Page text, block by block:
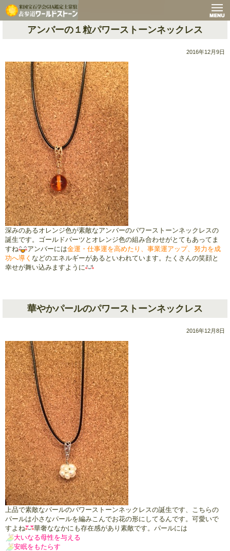
アンバーの１粒パワーストーンネックレス
2016年12月9日
深みのあるオレンジ色が素敵なアンバーのパワーストーンネックレスの
誕生です。ゴールドパーツとオレンジ色の組み合わせがとてもあってま
すね
アンバーには金運・仕事運を高めたり、 事業運アップ、 努力を成
功へ導く などのエネルギーがあるといわれています。たくさんの笑顔と
幸せが舞い込みますように
華やかパールのパワーストーンネックレス
2016年12月8日
上品で素敵なパールのパワーストーンネックレスの誕生です、こちらの
パールは小さなパールを編みこんでお花の形にしてるんです。可愛いで
すよね
華奢ななかにも存在感があり素敵です。パールには
大いなる母性を与える
安眠をもたらす